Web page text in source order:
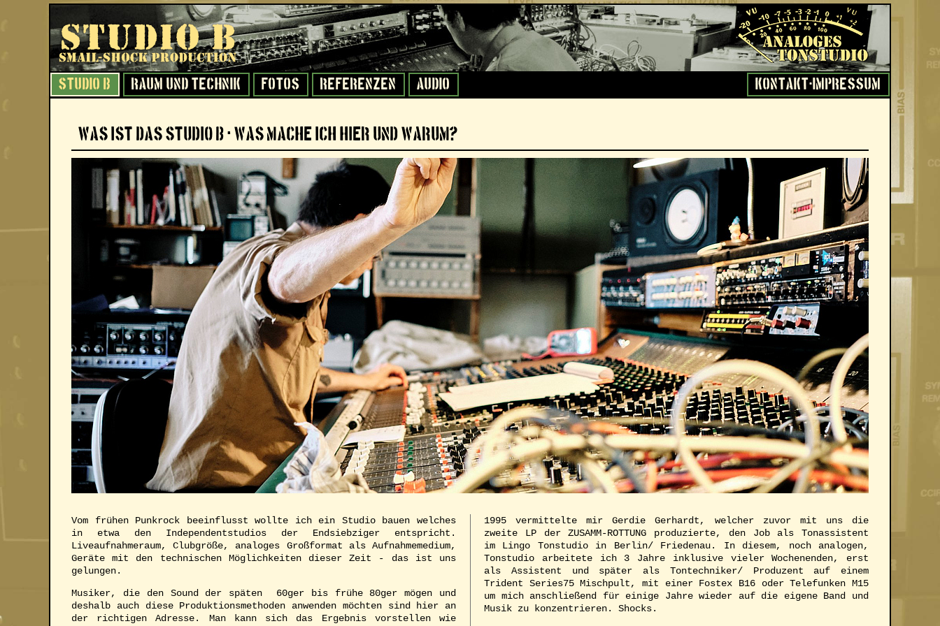
Studio B Raum und Technik Fotos Referenzen Audio Kontakt-Impressum
Was ist das Studio B - was mache ich hier und warum?
Vom frühen Punkrock beeinflusst wollte ich ein Studio bauen welches
in etwa den Independentstudios der Endsiebziger entspricht.
Liveaufnahmeraum, Clubgröße, analoges Großformat als Aufnahmemedium,
Geräte mit den technischen Möglichkeiten dieser Zeit - das ist uns
gelungen.
Musiker, die den Sound der späten 60ger bis frühe 80ger mögen und
deshalb auch diese Produktionsmethoden anwenden möchten sind hier an
der richtigen Adresse. Man kann sich das Ergebnis vorstellen wie
1995 vermittelte mir Gerdie Gerhardt, welcher zuvor mit uns die
zweite LP der ZUSAMM-ROTTUNG produzierte, den Job als Tonassistent
im Lingo Tonstudio in Berlin/ Friedenau. In diesem, noch analogen,
Tonstudio arbeitete ich 3 Jahre inklusive vieler Wochenenden, erst
als Assistent und später als Tontechniker/ Produzent auf einem
Trident Series75 Mischpult, mit einer Fostex B16 oder Telefunken M15
um mich anschließend für einige Jahre wieder auf die eigene Band und
Musik zu konzentrieren. Shocks.